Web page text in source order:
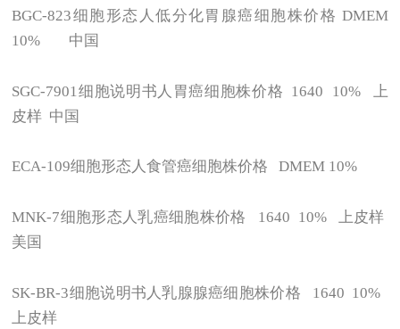
BGC-823细胞形态人低分化胃腺癌细胞株价格 DMEM
10% 中国
SGC-7901 细胞说明书人胃癌细胞株价格 1640 10% 上
皮样 中国
ECA-109细胞形态人食管癌细胞株价格 DMEM 10%
MNK-7细胞形态人乳癌细胞株价格 1640 10% 上皮样
美国
SK-BR-3细胞说明书人乳腺腺癌细胞株价格 1640 10%
上皮样